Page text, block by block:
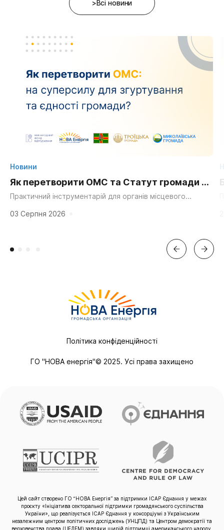
>Всі новини
Новини
Як перетворити ОМС та Статут громади на
суперсилу для згуртування та єдності?
Практичний інструментарій для органів місцевого
мешканців. «Мальовнича природа», «працьовиті люди»,
«багата історія» та «вигідне...
03 Серпня 2026
ГО "НОВА енергія"© 2025. Усі права захищено
Політика конфіденційності
Цей сайт створено ГО “НОВА Енергія” за підтримки ІСАР Єднання у межах
проєкту «Ініціатива секторальної підтримки громадянського суспільства
України», що реалізується ІСАР Єднання у консорціумі з Українським
незалежним центром політичних досліджень (УНЦПД) та Центром демократії та
верховенства права (ЦЕДЕМ) завдяки щирій підтримці американського народу,